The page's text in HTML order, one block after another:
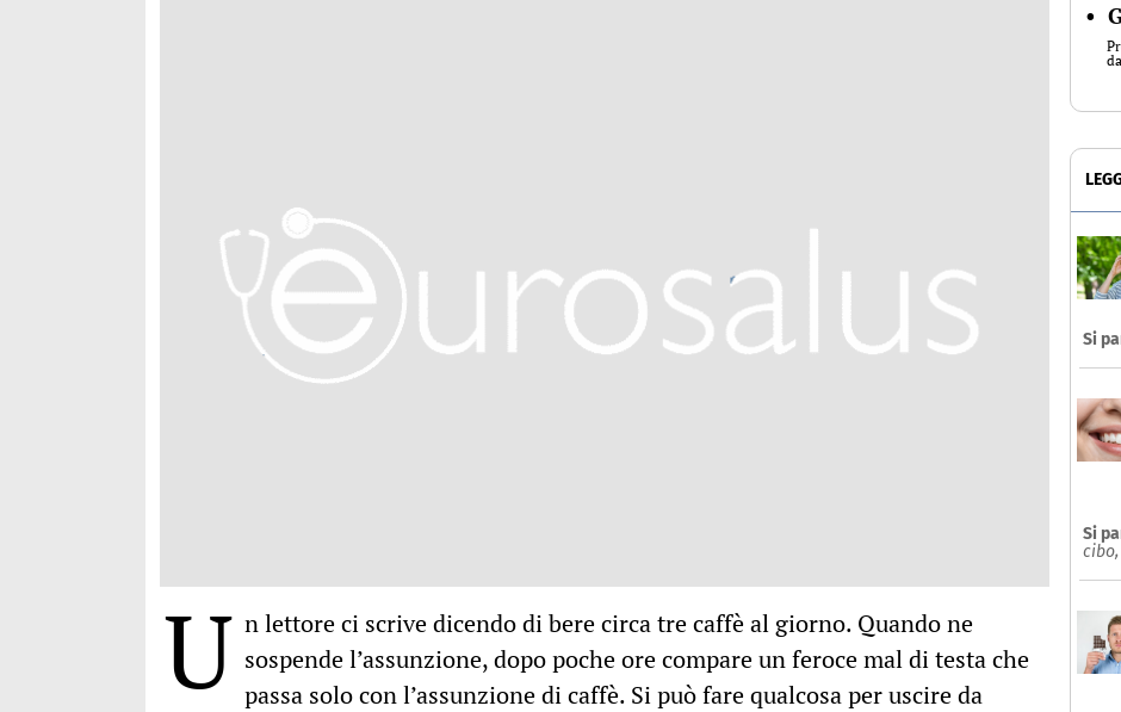
U n lettore ci scrive dicendo di bere circa tre caffè al giorno. Quando ne
sospende l’assunzione, dopo poche ore compare un feroce mal di testa che
passa solo con l’assunzione di caffè. Si può fare qualcosa per uscire da
•
Si
Si
cibo,